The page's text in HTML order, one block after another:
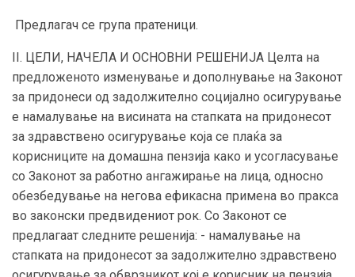
Предлагач се група пратеници.
II. ЦЕЛИ, НАЧЕЛА И ОСНОВНИ РЕШЕНИЈА Целта на
предложеното изменување и дополнување на Законот
за придонеси од задолжително социјално осигурување
е намалување на висината на стапката на придонесот
за здравствено осигурување која се плаќа за
корисниците на домашна пензија како и усогласување
со Законот за работно ангажирање на лица, односно
обезбедување на негова ефикасна примена во пракса
во законски предвидениот рок. Со Законот се
предлагаат следните решенија: - намалување на
стапката на придонесот за задолжително здравствено